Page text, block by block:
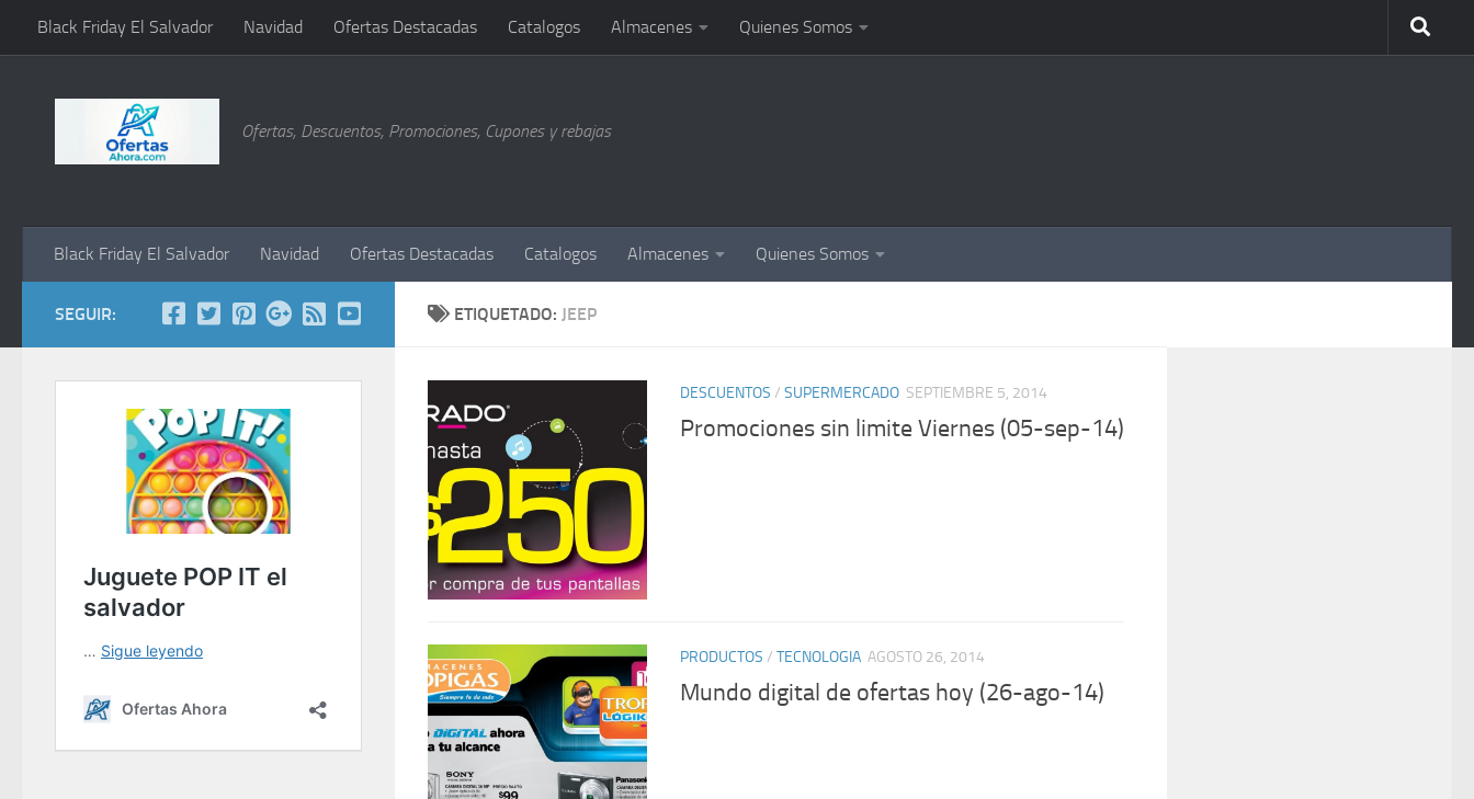
Saltar al contenido
Black Friday El Salvador Navidad Ofertas Destacadas Catalogos Almacenes Quienes Somos
Ofertas, Descuentos, Promociones, Cupones y rebajas
Black Friday El Salvador Navidad Ofertas Destacadas Catalogos Almacenes Quienes Somos
ETIQUETADO: JEEP
DESCUENTOS / SUPERMERCADO SEPTIEMBRE 5, 2014
Promociones sin limite Viernes (05-sep-14)
PRODUCTOS / TECNOLOGIA AGOSTO 26, 2014
Mundo digital de ofertas hoy (26-ago-14)
SEGUIR: